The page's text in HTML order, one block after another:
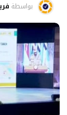
بواسطة